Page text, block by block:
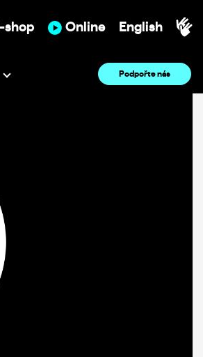
shop Online English
Podpořte nás